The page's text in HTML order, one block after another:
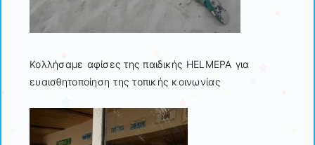
Κολλήσαμε αφίσες της παιδικής HELMEPA για
ευαισθητοποίηση της τοπικής κοινωνίας